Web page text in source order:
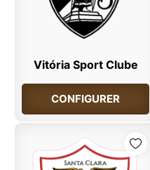
Vitória Sport Clube
CONFIGURER